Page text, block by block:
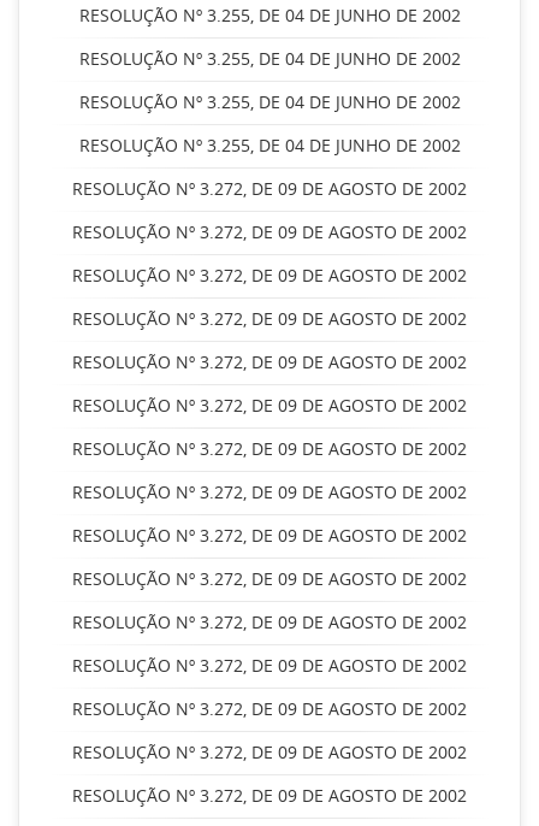
RESOLUÇÃO Nº 3.255, DE 04 DE JUNHO DE 2002
RESOLUÇÃO Nº 3.255, DE 04 DE JUNHO DE 2002
RESOLUÇÃO Nº 3.255, DE 04 DE JUNHO DE 2002
RESOLUÇÃO Nº 3.255, DE 04 DE JUNHO DE 2002
RESOLUÇÃO Nº 3.272, DE 09 DE AGOSTO DE 2002
RESOLUÇÃO Nº 3.272, DE 09 DE AGOSTO DE 2002
RESOLUÇÃO Nº 3.272, DE 09 DE AGOSTO DE 2002
RESOLUÇÃO Nº 3.272, DE 09 DE AGOSTO DE 2002
RESOLUÇÃO Nº 3.272, DE 09 DE AGOSTO DE 2002
RESOLUÇÃO Nº 3.272, DE 09 DE AGOSTO DE 2002
RESOLUÇÃO Nº 3.272, DE 09 DE AGOSTO DE 2002
RESOLUÇÃO Nº 3.272, DE 09 DE AGOSTO DE 2002
RESOLUÇÃO Nº 3.272, DE 09 DE AGOSTO DE 2002
RESOLUÇÃO Nº 3.272, DE 09 DE AGOSTO DE 2002
RESOLUÇÃO Nº 3.272, DE 09 DE AGOSTO DE 2002
RESOLUÇÃO Nº 3.272, DE 09 DE AGOSTO DE 2002
RESOLUÇÃO Nº 3.272, DE 09 DE AGOSTO DE 2002
RESOLUÇÃO Nº 3.272, DE 09 DE AGOSTO DE 2002
RESOLUÇÃO Nº 3.272, DE 09 DE AGOSTO DE 2002